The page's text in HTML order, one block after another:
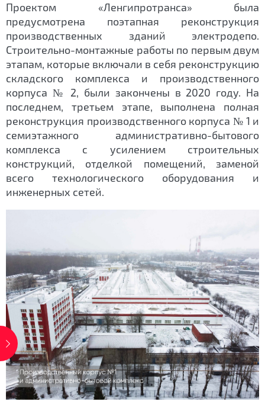
Проектом «Ленгипротранса» была
предусмотрена поэтапная реконструкция
производственных зданий электродепо.
Строительно-монтажные работы по первым двум
этапам, которые включали в себя реконструкцию
складского комплекса и производственного
корпуса № 2, были закончены в 2020 году. На
последнем, третьем этапе, выполнена полная
реконструкция производственного корпуса № 1 и
семиэтажного административно-бытового
комплекса с усилением строительных
конструкций, отделкой помещений, заменой
всего технологического оборудования и
инженерных сетей.